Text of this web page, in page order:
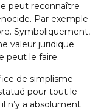
peut reconnaître
Par exemple
Symboliquement,
valeur juridique
peut le faire.
de simplisme
pour tout le
n’y a absolument